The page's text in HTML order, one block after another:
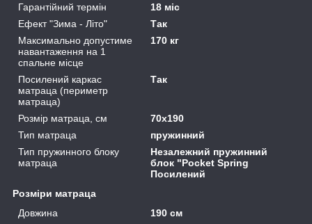
Гарантійний термін
18 міс
Ефект "Зима - Літо"
Так
Максимально допустиме
навантаження на 1
спальне місце
170 кг
Посилений каркас
матраца (периметр
матраца)
Так
Розмір матраца, см
70х190
Тип матраца
пружинний
Тип пружинного блоку
матраца
Незалежний пружинний
блок "Pocket Spring
Посилений
Розміри матраца
Довжина
190 см